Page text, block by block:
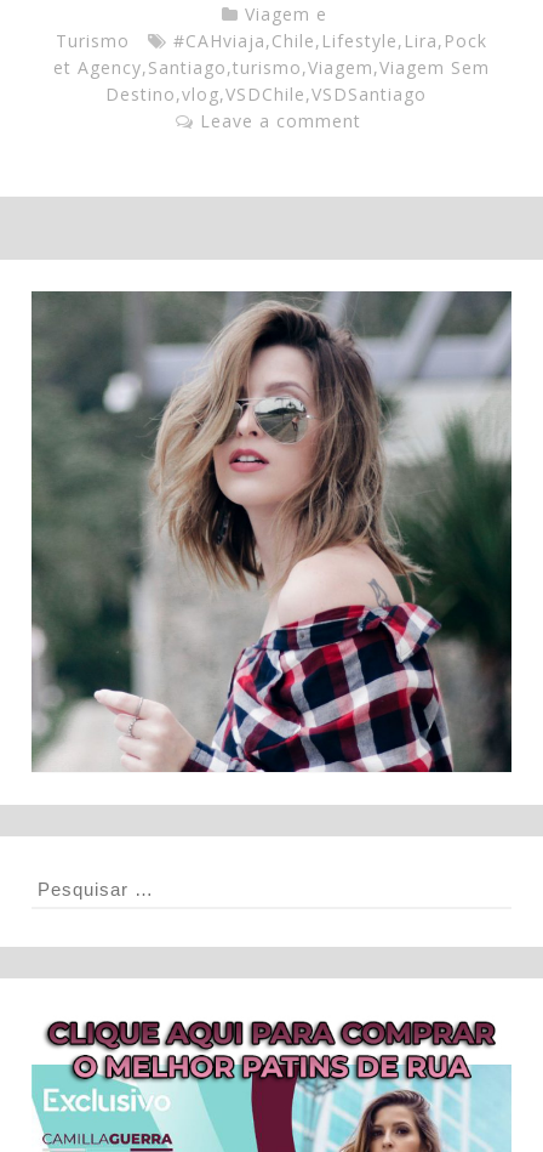
Viagem e
Turismo
#CAHviaja,Chile, Lifestyle, Lira, Pock
et Agency,Santiago,turismo,Viagem,Viagem Sem
Destino,vlog,VSDChile,VSDSantiago
Leave a comment